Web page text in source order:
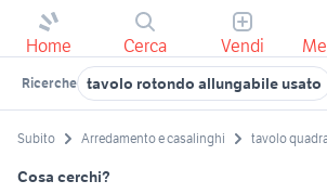
Home Cerca Vendi
Ricerche tavolo rotondo allungabile usato
Subito Arredamento e casalinghi tavolo
Cosa cerchi?